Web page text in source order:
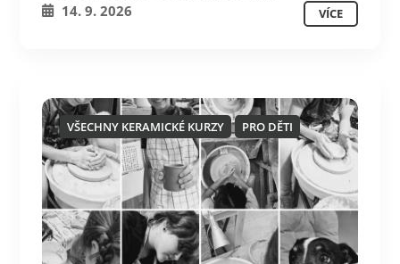
14. 9. 2026 VÍCE
VŠECHNY KERAMICKÉ KURZY PRO DĚTI